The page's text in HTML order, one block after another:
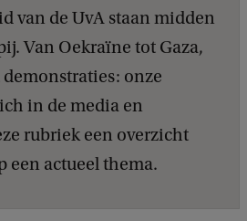
van de UvA staan midden
Van Oekraïne tot Gaza,
onze
in de media en
rubriek een overzicht
een actueel thema.